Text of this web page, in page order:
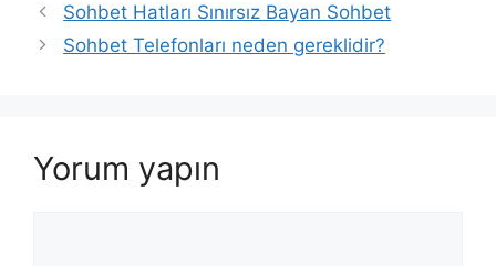
Sohbet Hatları Sınırsız Bayan Sohbet
Sohbet Telefonları neden gereklidir?
Yorum yapın